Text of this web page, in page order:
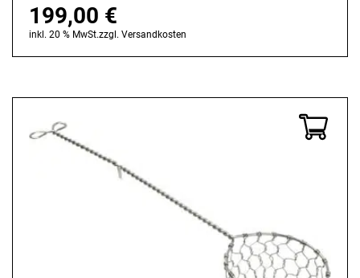
199,00 €
inkl. 20 % MwSt.zzgl. Versandkosten